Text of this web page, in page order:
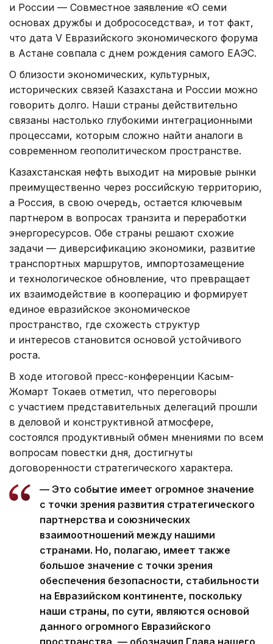
и России — Совместное заявление «О семи
основах дружбы и добрососедства», и тот факт,
что дата V Евразийского экономического форума
в Астане совпала с днем рождения самого ЕАЭС.
О близости экономических, культурных,
исторических связей Казахстана и России можно
говорить долго. Наши страны действительно
связаны настолько глубокими интеграционными
процессами, которым сложно найти аналоги в
современном геополитическом пространстве.
Казахстанская нефть выходит на мировые рынки
преимущественно через российскую территорию,
а Россия, в свою очередь, остается ключевым
партнером в вопросах транзита и переработки
энергоресурсов. Обе страны решают схожие
задачи — диверсификацию экономики, развитие
транспортных маршрутов, импортозамещение
и технологическое обновление, что превращает
их взаимодействие в кооперацию и формирует
единое евразийское экономическое
пространство, где схожесть структур
и интересов становится основой устойчивого
роста.
В ходе итоговой пресс-конференции Касым-
Жомарт Токаев отметил, что переговоры
с участием представительных делегаций прошли
в деловой и конструктивной атмосфере,
состоялся продуктивный обмен мнениями по всем
вопросам повестки дня, достигнуты
договоренности стратегического характера.
— Это событие имеет огромное значение
с точки зрения развития стратегического
партнерства и союзнических
взаимоотношений между нашими
странами. Но, полагаю, имеет также
большое значение с точки зрения
обеспечения безопасности, стабильности
на Евразийском континенте, поскольку
наши страны, по сути, являются основой
данного огромного Евразийского
пространства, — обозначил Глава нашего